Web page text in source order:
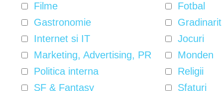
Filme
Fotbal
Gastronomie
Gradinarit
Internet si IT
Jocuri
Marketing, Advertising, PR
Monden
Politica interna
Religii
SF & Fantasy
Sfaturi